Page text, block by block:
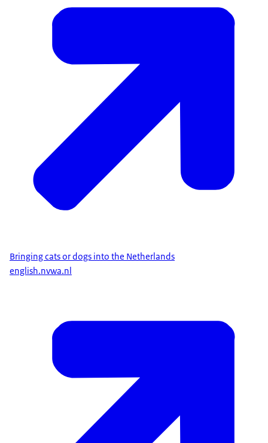
Bringing cats or dogs into the Netherlands
english.nvwa.nl